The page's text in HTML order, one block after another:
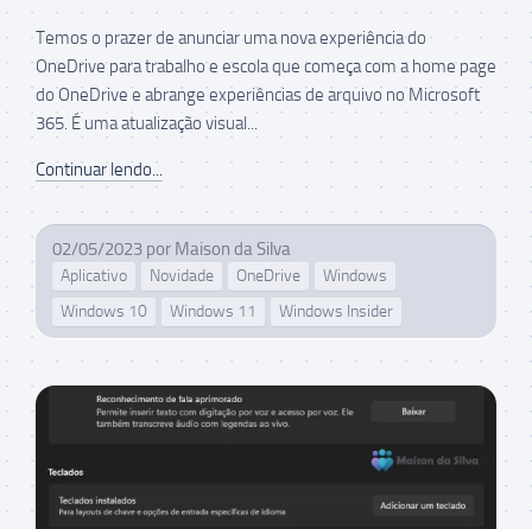
Temos o prazer de anunciar uma nova experiência do
OneDrive para trabalho e escola que começa com a home page
do OneDrive e abrange experiências de arquivo no Microsoft
365. É uma atualização visual...
Continuar lendo...
02/05/2023 por Maison da Silva
Aplicativo Novidade OneDrive
Windows
Windows 10
Windows 11 Windows Insider